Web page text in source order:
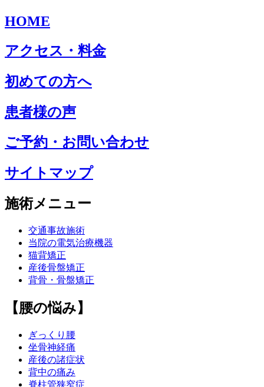
HOME
アクセス・料金
初めての方へ
患者様の声
ご予約・お問い合わせ
サイトマップ
施術メニュー
交通事故施術
当院の電気治療機器
猫背矯正
産後骨盤矯正
背骨・骨盤矯正
【腰の悩み】
ぎっくり腰
坐骨神経痛
産後の諸症状
背中の痛み
脊柱管狭窄症